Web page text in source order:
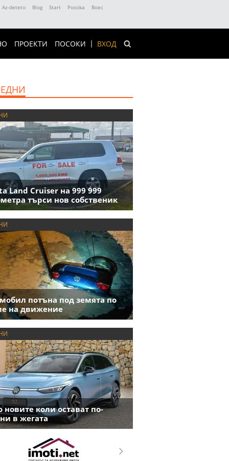
Az-deteto Blog Start Posoka
Boec
ВХОД
ПРОЕКТИ ПОСОКИ
Land Cruiser на 999 999
търси нов собственик
потъна под земята по
на движение
новите коли остават по-
в жегата